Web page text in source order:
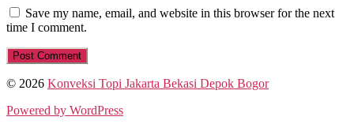
Save my name, email, and website in this browser for the next
time I comment.
© 2026 Konveksi Topi Jakarta Bekasi Depok Bogor
Powered by WordPress